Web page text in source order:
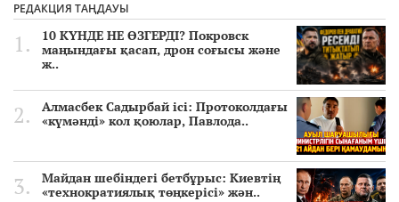
РЕДАКЦИЯ ТАҢДАУЫ
10 КҮНДЕ НЕ ӨЗГЕРДІ? Покровск
маңындағы қасап, дрон соғысы және
ж..
Алмасбек Садырбай ісі: Протоколдағы
«күмәнді» кол қоюлар, Павлода..
Майдан шебіндегі бетбұрыс: Киевтің
«технократиялық төңкерісі» жән..